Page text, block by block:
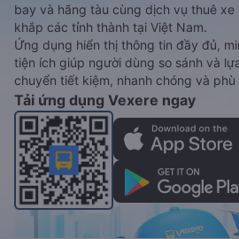
bay và hãng tàu cùng dịch vụ thuê xe
khắp các tỉnh thành tại Việt Nam.
Ứng dụng hiển thị thông tin đầy đủ,
tiện ích giúp người dùng so sánh và
chuyển tiết kiệm, nhanh chóng và phù
Tải ứng dụng Vexere ngay